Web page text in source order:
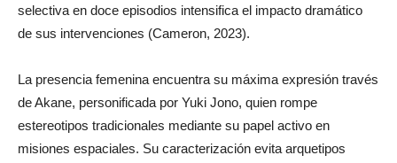
selectiva en doce episodios intensifica el impacto dramático
de sus intervenciones (Cameron, 2023).
La presencia femenina encuentra su máxima expresión través
de Akane, personificada por Yuki Jono, quien rompe
estereotipos tradicionales mediante su papel activo en
misiones espaciales. Su caracterización evita arquetipos